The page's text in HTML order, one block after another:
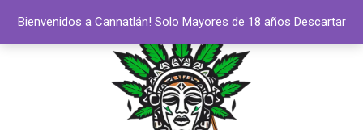
contenido
Bienvenidos a Cannatlán! Solo Mayores de 18 años Descartar